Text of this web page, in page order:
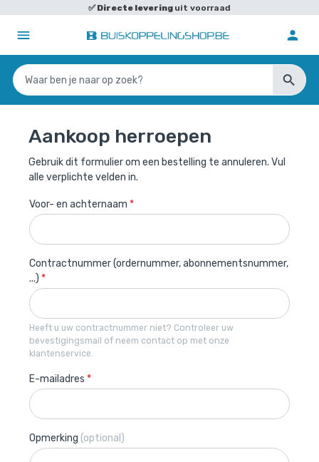
✅Directe levering uit voorraad
Aankoop herroepen
Gebruik dit formulier om een ​​bestelling te annuleren. Vul
alle verplichte velden in.
Voor- en achternaam *
Contractnummer (ordernummer, abonnementsnummer,
...) *
Heeft u uw contractnummer niet? Controleer uw
bevestigingsmail of neem contact op met onze
klantenservice.
E-mailadres *
Opmerking (optional)